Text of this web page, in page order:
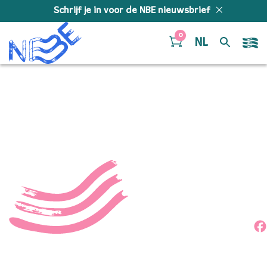
Schrijf je in voor de NBE nieuwsbrief
0
NL